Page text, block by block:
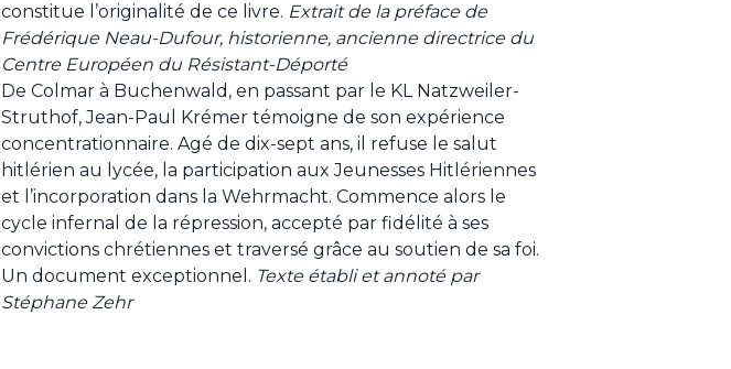
constitue l’originalité de ce livre. Extrait de la préface de
Frédérique Neau-Dufour, historienne, ancienne directrice du
Centre Européen du Résistant-Déporté
De Colmar à Buchenwald, en passant par le KL Natzweiler-
Struthof, Jean-Paul Krémer témoigne de son expérience
concentrationnaire. Agé de dix-sept ans, il refuse le salut
hitlérien au lycée, la participation aux Jeunesses Hitlériennes
et l’incorporation dans la Wehrmacht. Commence alors le
cycle infernal de la répression, accepté par fidélité à ses
convictions chrétiennes et traversé grâce au soutien de sa foi.
Un document exceptionnel. Texte établi et annoté par
Stéphane Zehr